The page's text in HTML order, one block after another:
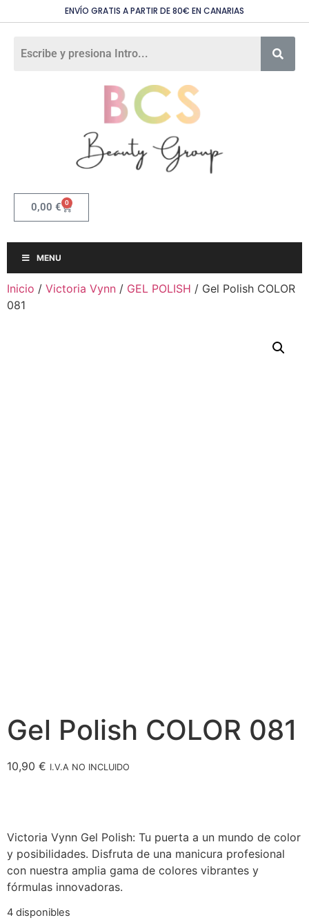
ENVÍO GRATIS A PARTIR DE 80€ EN CANARIAS
0,00 € 0
MENU
Inicio / Victoria Vynn / GEL POLISH / Gel Polish COLOR
081
Gel Polish COLOR 081
10,90 € I.V.A NO INCLUIDO
Victoria Vynn Gel Polish: Tu puerta a un mundo de color
y posibilidades. Disfruta de una manicura profesional
con nuestra amplia gama de colores vibrantes y
fórmulas innovadoras.
4 disponibles